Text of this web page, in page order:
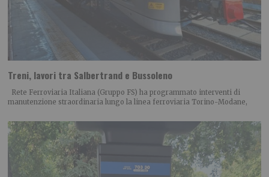
Treni, lavori tra Salbertrand e Bussoleno
Rete Ferroviaria Italiana (Gruppo FS) ha programmato interventi di
manutenzione straordinaria lungo la linea ferroviaria Torino-Modane,